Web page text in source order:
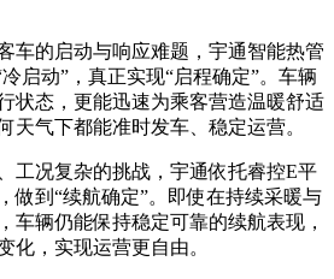
车的启动与响应难题，宇通智能热管
启动”，真正实现“启程确定”。车辆
状态，更能迅速为乘客营造温暖舒适
天气下都能准时发车、稳定运营。
工况复杂的挑战，宇通依托睿控E平
做到“续航确定”。即使在持续采暖与
车辆仍能保持稳定可靠的续航表现，
化，实现运营更自由。